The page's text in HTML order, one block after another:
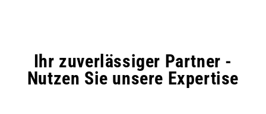
Ihr zuverlässiger Partner -
Nutzen Sie unsere Expertise